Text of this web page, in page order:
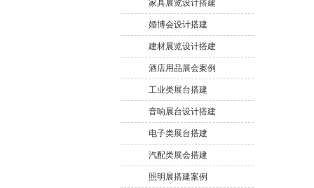
家具展览设计搭建
婚博会设计搭建
建材展览设计搭建
酒店用品展会案例
工业类展台搭建
音响展台设计搭建
电子类展台搭建
汽配类展会搭建
照明展搭建案例